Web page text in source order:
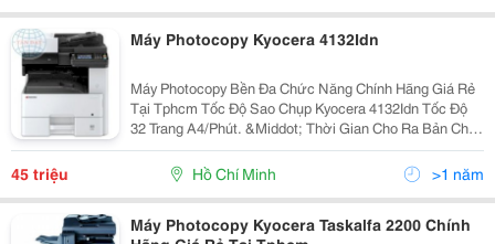
Máy Photocopy Kyocera 4132Idn
Máy Photocopy Bền Đa Chức Năng Chính Hãng Giá Rẻ
Tại Tphcm Tốc Độ Sao Chụp Kyocera 4132Idn Tốc Độ
32 Trang A4/Phút. &Middot; Thời Gian Cho Ra Bản Chụp
Đầu Tiên Dưới 5,7 Giây. &Middot; Bộ Đảo Mặt Bản
Chụp (Chọn Thêm) Giúp Bạn Tiết Kiệm Hơn. ...
45 triệu Hồ Chí Minh >1 năm
Máy Photocopy Kyocera Taskalfa 2200 Chính